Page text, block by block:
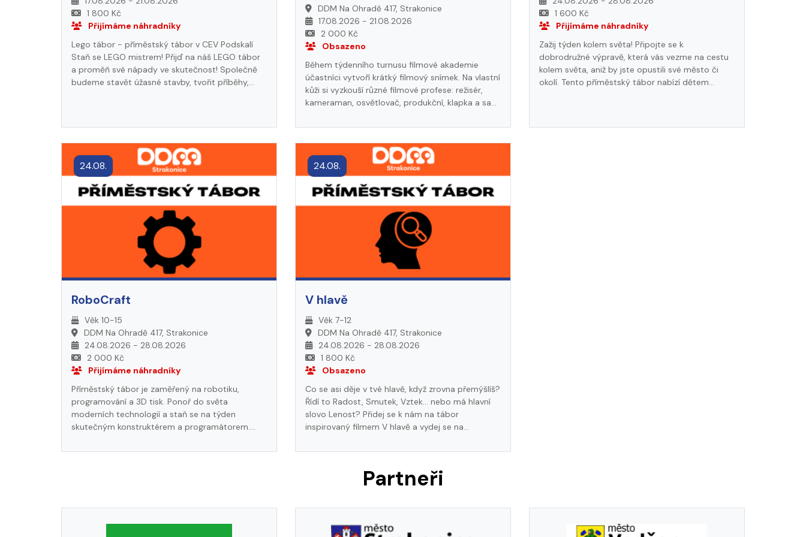
i praktických dovedností. Těšíme se na společný
týden plný zážitků!
1 800 Kč
Přijímáme náhradníky
Lego tábor - příměstský tábor v CEV Podskalí
Staň se LEGO mistrem! Přijď na náš LEGO tábor
a proměň své nápady ve skutečnost! Společně
budeme stavět úžasné stavby, tvořit příběhy,
kreativity! - přihlášky od 04.01.2026, 8:00 -
zahájení tábora v pondělí 17.08.2026; sraz v 8:00
v CEV Podskalí - s sebou sportovní oblečení,
dobré sportovní nebo turistické boty, dopolední
svačinu, lahev s pitím, sluneční brýle, šátek nebo
čepici na hlavu, pláštěnku - všechny věci sbalte
dítěti do jednoho batohu - prohlášení o
zdravotním stavu, kartičku ZP (pokud nemáte
kopii), případně léky, které dítě užívá Dítě je
závazně přihlášeno na pobyt po zaplacení
tábora, splatnost poplatku: 01.06.2026. Kontakt:
Terezie Košnarová tel.: 724 318 643 email:
kosnarova@ddmstrakonice.cz
DDM Na Ohradě 417, Strakonice
17.08.2026 - 21.08.2026
2 000 Kč
Obsazeno
Během týdenního turnusu filmové akademie
účastníci vytvoří krátký filmový snímek. Na vlastní
kůži si vyzkouší různé filmové profese: režisér,
kameraman, osvětlovač, produkční, klapka a sami
veřejnost proběhne poslední den příměstského
tábora.
1 600 Kč
Přijímáme náhradníky
Zažij týden kolem světa! Připojte se k
dobrodružné výpravě, která vás vezme na cestu
kolem světa, aniž by jste opustili své město či
okolí. Tento příměstský tábor nabízí dětem
24.08.
RoboCraft
Věk 10-15
DDM Na Ohradě 417, Strakonice
24.08.2026 - 28.08.2026
2 000 Kč
Přijímáme náhradníky
Příměstský tábor je zaměřený na robotiku,
programování a 3D tisk. Ponoř do světa
moderních technologií a staň se na týden
skutečným konstruktérem a programátorem.
učit se je programovat, testovat jejich funkce a
podporuje logické myšlení, kreativitu, týmovou
24.08.
V hlavě
Věk 7-12
DDM Na Ohradě 417, Strakonice
24.08.2026 - 28.08.2026
1 800 Kč
Obsazeno
Co se asi děje v tvé hlavě, když zrovna přemýšlíš?
Řídí to Radost, Smutek, Vztek… nebo má hlavní
slovo Lenost? Přidej se k nám na tábor
inspirovaný filmem V hlavě a vydej se na
hry, výzvy i bláznivé situace, kde poznáš, jak
Partneři